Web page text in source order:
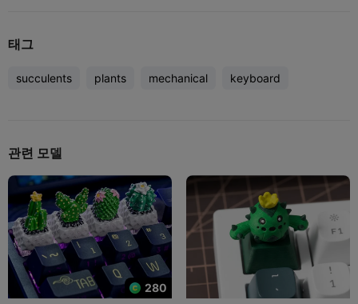
태그
succulents plants mechanical keyboard
관련 모델
280